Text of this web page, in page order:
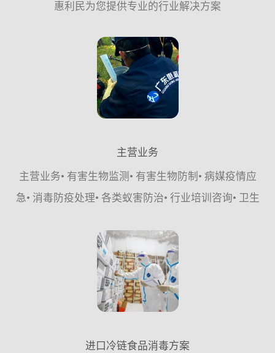
惠利民为您提供专业的行业解决方案
主营业务
主营业务• 有害生物监测• 有害生物防制• 病媒疫情应
急• 消毒防疫处理• 各类蚁害防治• 行业培训咨询• 卫生
进口冷链食品消毒方案